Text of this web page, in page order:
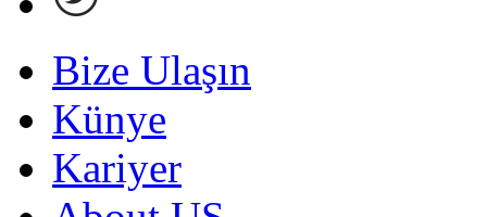
Bize Ulaşın
Künye
Kariyer